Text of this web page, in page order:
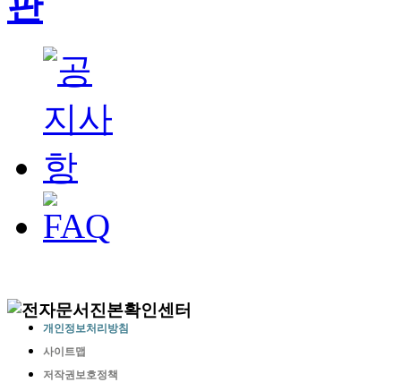
개인정보처리방침
사이트맵
저작권보호정책